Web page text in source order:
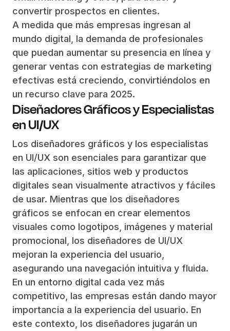
convertir prospectos en clientes.
A medida que más empresas ingresan al
mundo digital, la demanda de profesionales
que puedan aumentar su presencia en línea y
generar ventas con estrategias de marketing
efectivas está creciendo, convirtiéndolos en
un recurso clave para 2025.
Diseñadores Gráficos y Especialistas
en UI/UX
Los diseñadores gráficos y los especialistas
en UI/UX son esenciales para garantizar que
las aplicaciones, sitios web y productos
digitales sean visualmente atractivos y fáciles
de usar. Mientras que los diseñadores
gráficos se enfocan en crear elementos
visuales como logotipos, imágenes y material
promocional, los diseñadores de UI/UX
mejoran la experiencia del usuario,
asegurando una navegación intuitiva y fluida.
En un entorno digital cada vez más
competitivo, las empresas están dando mayor
importancia a la experiencia del usuario. En
este contexto, los diseñadores jugarán un